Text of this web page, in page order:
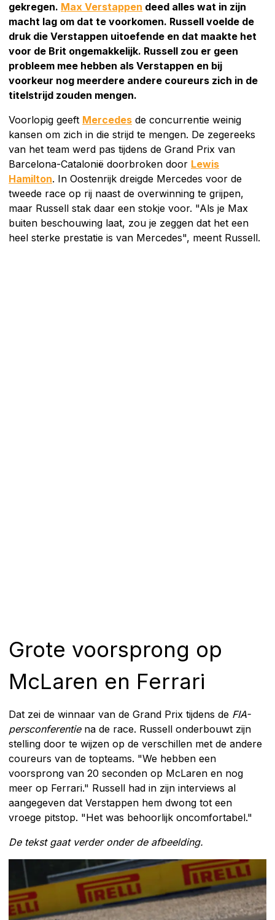
gekregen. Max Verstappen deed alles wat in zijn
macht lag om dat te voorkomen. Russell voelde de
druk die Verstappen uitoefende en dat maakte het
voor de Brit ongemakkelijk. Russell zou er geen
probleem mee hebben als Verstappen en bij
voorkeur nog meerdere andere coureurs zich in de
titelstrijd zouden mengen.
Voorlopig geeft Mercedes de concurrentie weinig
kansen om zich in die strijd te mengen. De zegereeks
van het team werd pas tijdens de Grand Prix van
Barcelona-Catalonië doorbroken door Lewis
Hamilton. In Oostenrijk dreigde Mercedes voor de
tweede race op rij naast de overwinning te grijpen,
maar Russell stak daar een stokje voor. "Als je Max
buiten beschouwing laat, zou je zeggen dat het een
heel sterke prestatie is van Mercedes", meent Russell.
Grote voorsprong op
McLaren en Ferrari
Dat zei de winnaar van de Grand Prix tijdens de FIA-
persconferentiena de race. Russell onderbouwt zijn
stelling door te wijzen op de verschillen met de andere
coureurs van de topteams. "We hebben een
voorsprong van 20 seconden op McLaren en nog
meer op Ferrari." Russell had in zijn interviews al
aangegeven dat Verstappen hem dwong tot een
vroege pitstop. "Het was behoorlijk oncomfortabel."
De tekst gaat verder onder de afbeelding.